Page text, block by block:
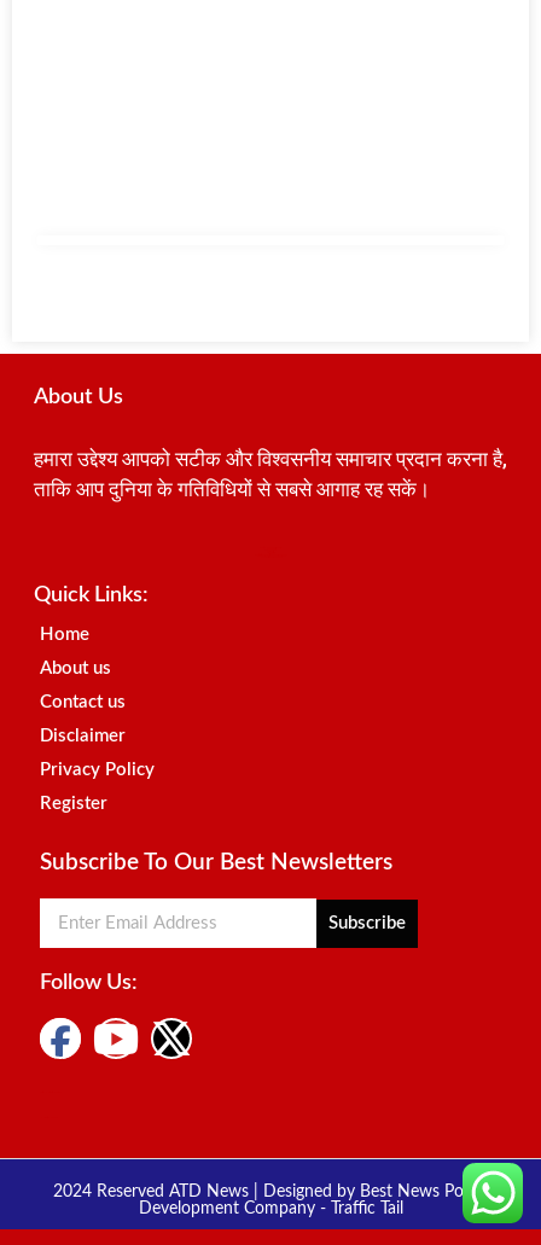
About Us
हमारा उद्देश्य आपको सटीक और विश्वसनीय समाचार प्रदान करना है,
ताकि आप दुनिया के गतिविधियों से सबसे आगाह रह सकें।
Quick Links:
Home
About us
Contact us
Disclaimer
Privacy Policy
Register
Subscribe To Our Best Newsletters
Subscribe
Follow Us:
2024 Reserved ATD News | Designed by Best News Portal
Development Company- Traffic Tail